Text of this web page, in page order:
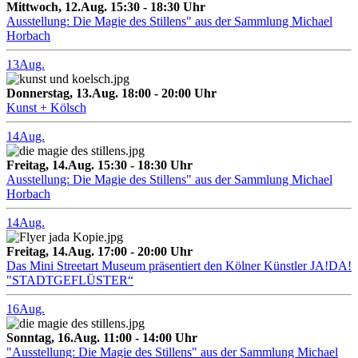
Mittwoch, 12.Aug. 15:30 - 18:30 Uhr
Ausstellung: Die Magie des Stillens" aus der Sammlung Michael
Horbach
13Aug.
Donnerstag, 13.Aug. 18:00 - 20:00 Uhr
Kunst + Kölsch
14Aug.
Freitag, 14.Aug. 15:30 - 18:30 Uhr
Ausstellung: Die Magie des Stillens" aus der Sammlung Michael
Horbach
14Aug.
Freitag, 14.Aug. 17:00 - 20:00 Uhr
Das Mini Streetart Museum präsentiert den Kölner Künstler JA!DA!
"STADTGEFLÜSTER“
16Aug.
Sonntag, 16.Aug. 11:00 - 14:00 Uhr
"Ausstellung: Die Magie des Stillens" aus der Sammlung Michael